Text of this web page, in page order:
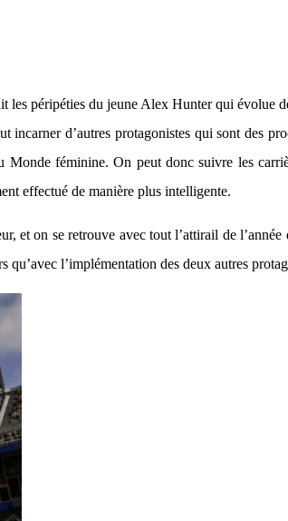
péripéties du jeune Alex Hunter qui évolue
d’autres protagonistes qui sont des
féminine. On peut donc suivre les
effectué de manière plus intelligente.
et on se retrouve avec tout l’attirail de
l’implémentation des deux autres